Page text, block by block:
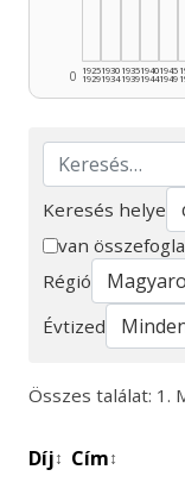
0 1925
1929
1930
1934
1935
1939
1940
1944
1945
1949
Keresés
Keresés helye
van
Régió
Évtized
Összes találat: 1.
Díj↕ Cím↕